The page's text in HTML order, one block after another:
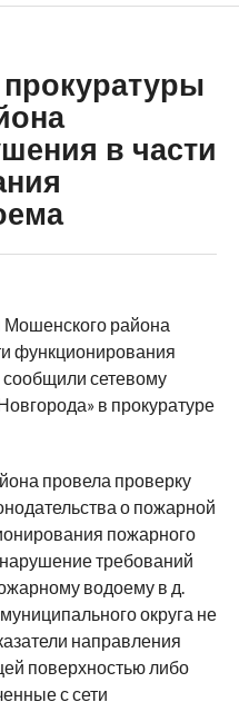
в части
района
функционирования
сетевому
в прокуратуре
провела проверку
о пожарной
пожарного
требований
водоему в д.
округа не
направления
поверхностью либо
с сети